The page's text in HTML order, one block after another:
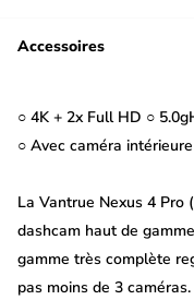
Accessoires
○ 4K + 2x Full HD ○
○ Avec caméra intérieure
La Vantrue Nexus 4 Pro
dashcam haut de
gamme très complète
pas moins de 3